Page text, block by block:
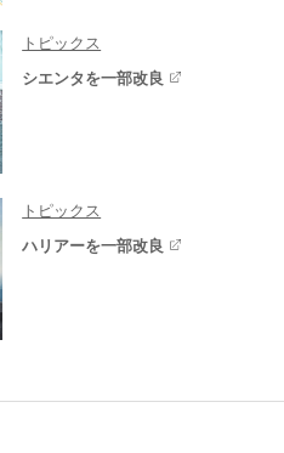
トピックス
シエンタを一部改良
トピックス
ハリアーを一部改良